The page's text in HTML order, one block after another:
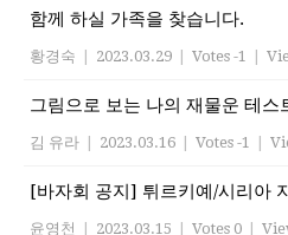
함께 하실 가족을 찾습니다.
황경숙 2023.03.29 Votes -1
그림으로 보는 나의 재물운 테스
김 유라 2023.03.16 Votes -1
[바자회 공지] 튀르키예/시리아
윤영천 2023.03.15 Votes 0